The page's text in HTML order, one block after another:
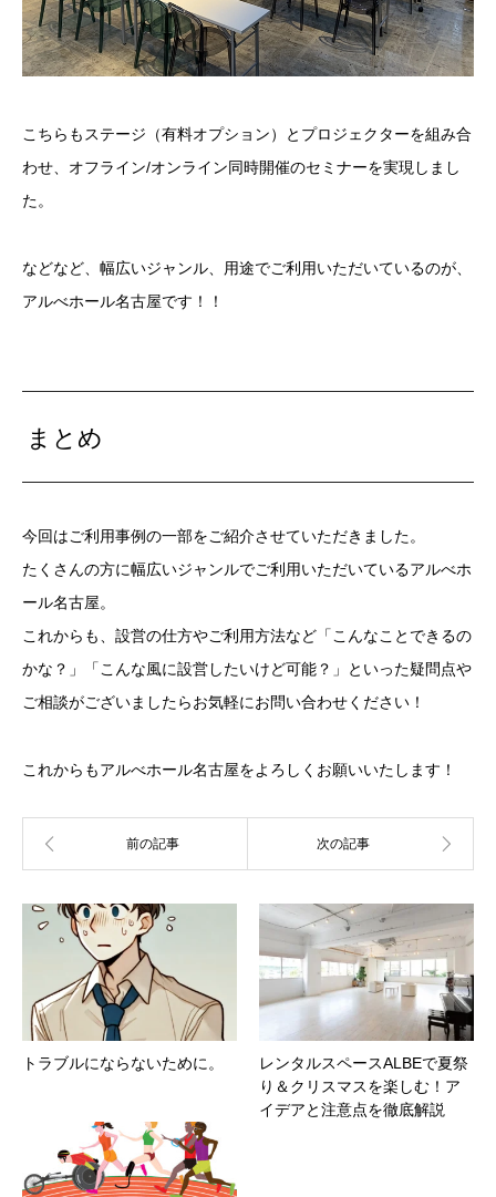
こちらもステージ（有料オプション）とプロジェクターを組み合
わせ、オフライン/オンライン同時開催のセミナーを実現しまし
た。
などなど、幅広いジャンル、用途でご利用いただいているのが、
アルべホール名古屋です！！
まとめ
今回はご利用事例の一部をご紹介させていただきました。
たくさんの方に幅広いジャンルでご利用いただいているアルべホ
ール名古屋。
これからも、設営の仕方やご利用方法など「こんなことできるの
かな？」「こんな風に設営したいけど可能？」といった疑問点や
ご相談がございましたらお気軽にお問い合わせください！
これからもアルべホール名古屋をよろしくお願いいたします！
トラブルにならないために。
レンタルスペースALBEで夏祭
り＆クリスマスを楽しむ！ア
イデアと注意点を徹底解説